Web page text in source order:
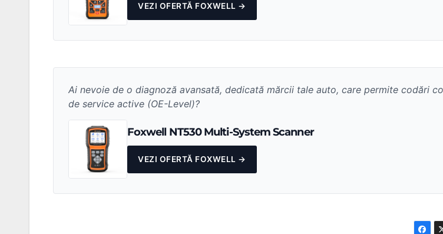
VEZI OFERTĂ FOXWELL →
Ai nevoie de o diagnoză avansată, dedicată mărcii tale auto, care permite codări
de service active (OE-Level)?
Foxwell NT530 Multi-System Scanner
VEZI OFERTĂ FOXWELL →